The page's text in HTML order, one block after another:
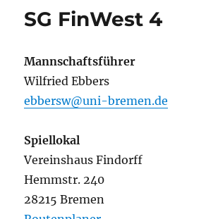
SG FinWest 4
Mannschaftsführer
Wilfried Ebbers
ebbersw@uni-bremen.de
Spiellokal
Vereinshaus Findorff
Hemmstr. 240
28215 Bremen